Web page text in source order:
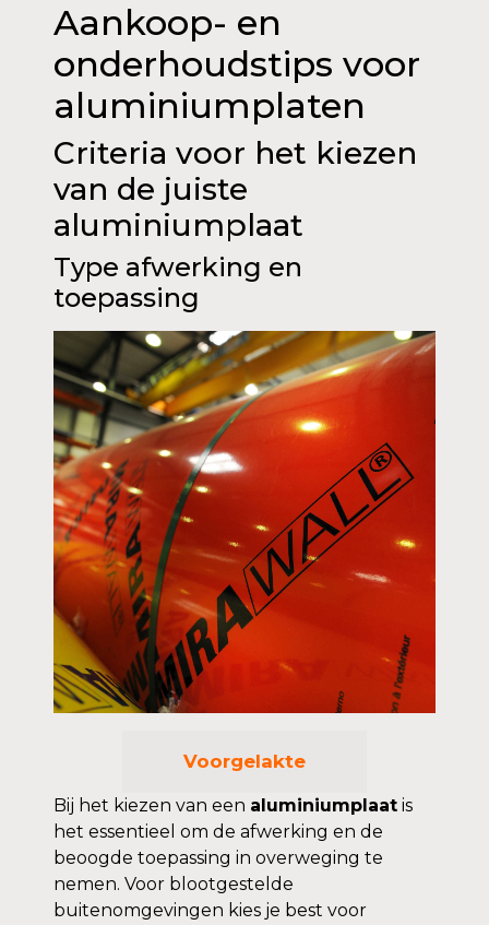
Aankoop- en
onderhoudstips voor
aluminiumplaten
Criteria voor het kiezen
van de juiste
aluminiumplaat
Type afwerking en
toepassing
Voorgelakte
Bij het kiezen van een aluminiumplaatis
het essentieel om de afwerking en de
beoogde toepassing in overweging te
nemen. Voor blootgestelde
buitenomgevingen kies je best voor